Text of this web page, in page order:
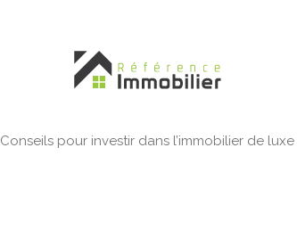
Conseils pour investir dans l’immobilier de luxe